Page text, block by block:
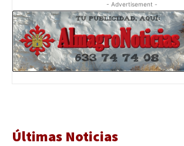
- Advertisement -
Últimas Noticias